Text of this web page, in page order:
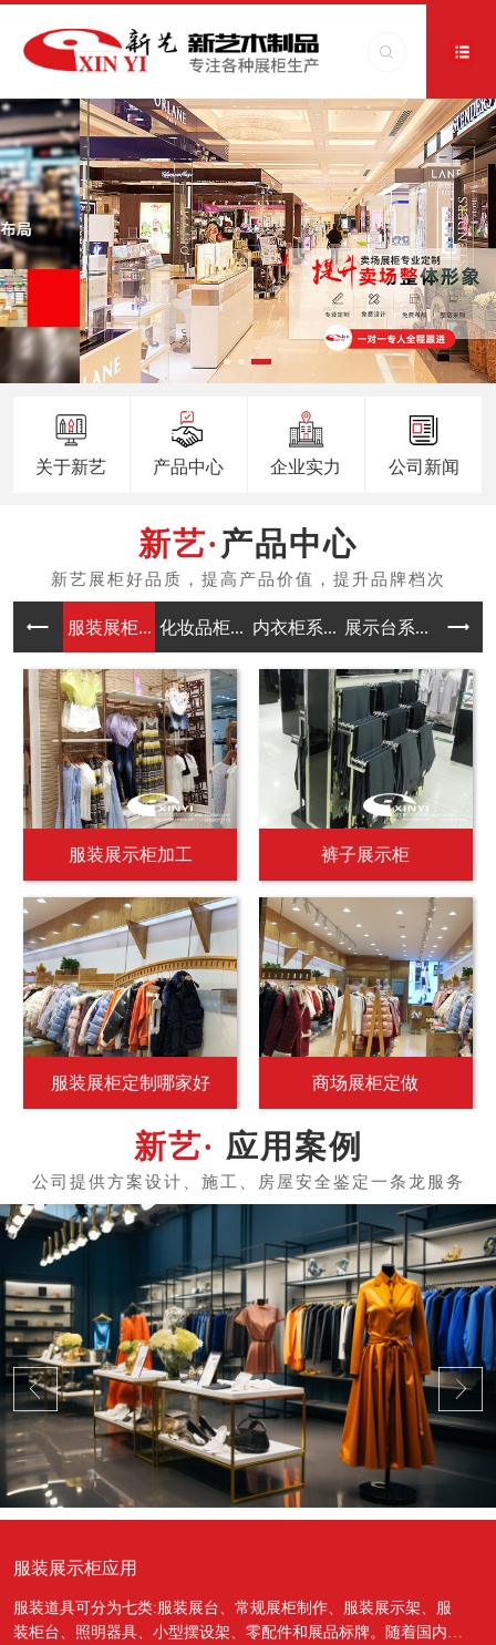
关于新艺 产品中心 企业实力 公司新闻
产品中心
服装展柜... 化妆品柜... 内衣柜系... 展示台系... 中岛
服装展示柜加工 裤子展示柜
服装展柜定制哪家好 商场展柜定做
应用案例
服装展示柜应用
服装道具可分为七类:服装展台、常规展柜制作、服装展示架、服
装柜台、照明器具、小型摆设架、零配件和展品标牌。随着国内经